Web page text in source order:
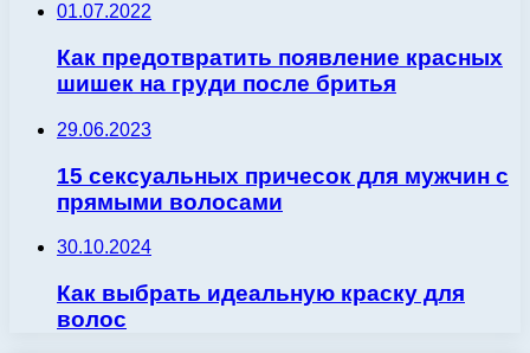
01.07.2022
Как предотвратить появление красных
шишек на груди после бритья
29.06.2023
15 сексуальных причесок для мужчин с
прямыми волосами
30.10.2024
Как выбрать идеальную краску для
волос